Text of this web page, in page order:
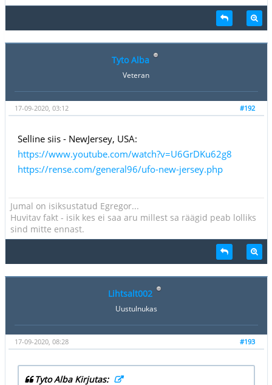
Tyto Alba
Veteran
#192
17-09-2020, 03:12
Selline siis - NewJersey, USA:
https://www.youtube.com/watch?v=U6GrDKu62g8
https://rense.com/general96/ufo-new-jersey.php
Jumal on isiksustatud Egregor...
Huvitav fakt - isik kes ei saa aru millest sa räägid peab lolliks
sind mitte ennast.
Lihtsalt002
Uustulnukas
#193
17-09-2020, 08:28
Tyto Alba Kirjutas: